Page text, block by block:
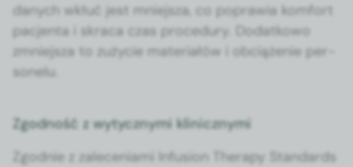
danych wkłuć jest mniejsza, co popraw­ia kom­fort
pac­jen­ta i skra­ca czas pro­ce­dury. Dodatkowo
zmniejsza to zuży­cie mate­ri­ałów i obciąże­nie per­
son­elu.
Zgodność z wytycznymi klinicznymi
Zgod­nie z zalece­ni­a­mi Infu­sion Ther­a­py Stan­dards